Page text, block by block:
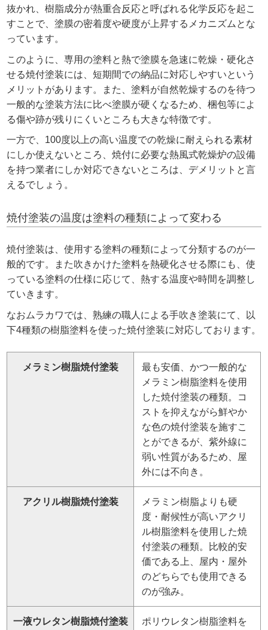
抜かれ、樹脂成分が熱重合反応と呼ばれる化学反応を起こ
すことで、塗膜の密着度や硬度が上昇するメカニズムとな
っています。
このように、専用の塗料と熱で塗膜を急速に乾燥・硬化さ
せる焼付塗装には、短期間での納品に対応しやすいという
メリットがあります。また、塗料が自然乾燥するのを待つ
一般的な塗装方法に比べ塗膜が硬くなるため、梱包等によ
る傷や跡が残りにくいところも大きな特徴です。
一方で、100度以上の高い温度での乾燥に耐えられる素材
にしか使えないところ、焼付に必要な熱風式乾燥炉の設備
を持つ業者にしか対応できないところは、デメリットと言
えるでしょう。
焼付塗装の温度は塗料の種類によって変わる
焼付塗装は、使用する塗料の種類によって分類するのが一
般的です。また吹きかけた塗料を熱硬化させる際にも、使
っている塗料の仕様に応じて、熱する温度や時間を調整し
ていきます。
なおムラカワでは、熟練の職人による手吹き塗装にて、以
下4種類の樹脂塗料を使った焼付塗装に対応しております。
メラミン樹脂焼付塗装
最も安価、かつ一般的な
メラミン樹脂塗料を使用
した焼付塗装の種類。コ
ストを抑えながら鮮やか
な色の焼付塗装を施すこ
とができるが、紫外線に
弱い性質があるため、屋
外には不向き。
アクリル樹脂焼付塗装
メラミン樹脂よりも硬
度・耐候性が高いアクリ
ル樹脂塗料を使用した焼
付塗装の種類。比較的安
価である上、屋内・屋外
のどちらでも使用できる
のが強み。
一液ウレタン樹脂焼付塗装
ポリウレタン樹脂塗料を